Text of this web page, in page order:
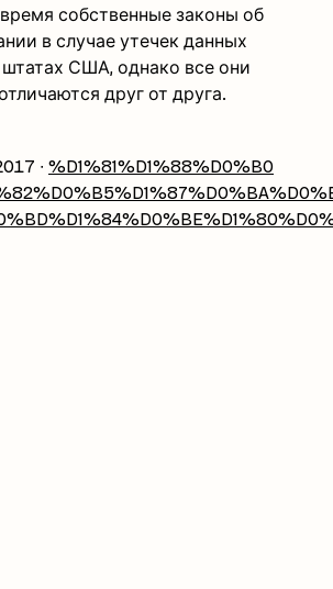
собственные законы об
в случае утечек данных
США, однако все они
друг от друга.
∙ %D1%81%D1%88%D0%B0